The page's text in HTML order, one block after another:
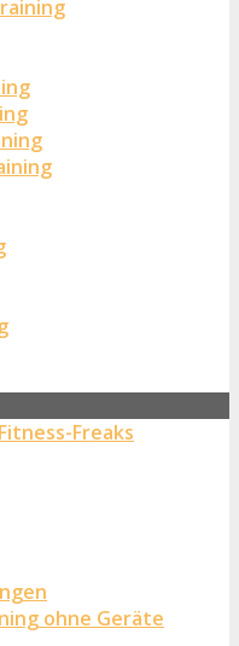
Freaks
ohne Geräte